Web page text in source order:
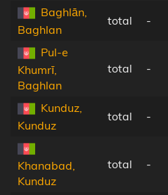
Baghlān,
Baghlan
total -
Pul-e
Khumrī,
Baghlan
total -
Kunduz,
Kunduz
total -
Khanabad,
Kunduz
total -